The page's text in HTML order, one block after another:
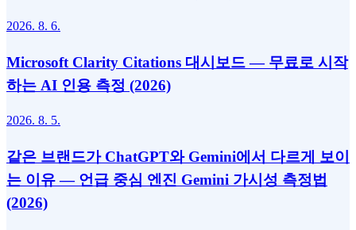
2026. 8. 6.
Microsoft Clarity Citations 대시보드 — 무료로 시작
하는 AI 인용 측정 (2026)
2026. 8. 5.
같은 브랜드가 ChatGPT와 Gemini에서 다르게 보이
는 이유 — 언급 중심 엔진 Gemini 가시성 측정법
(2026)